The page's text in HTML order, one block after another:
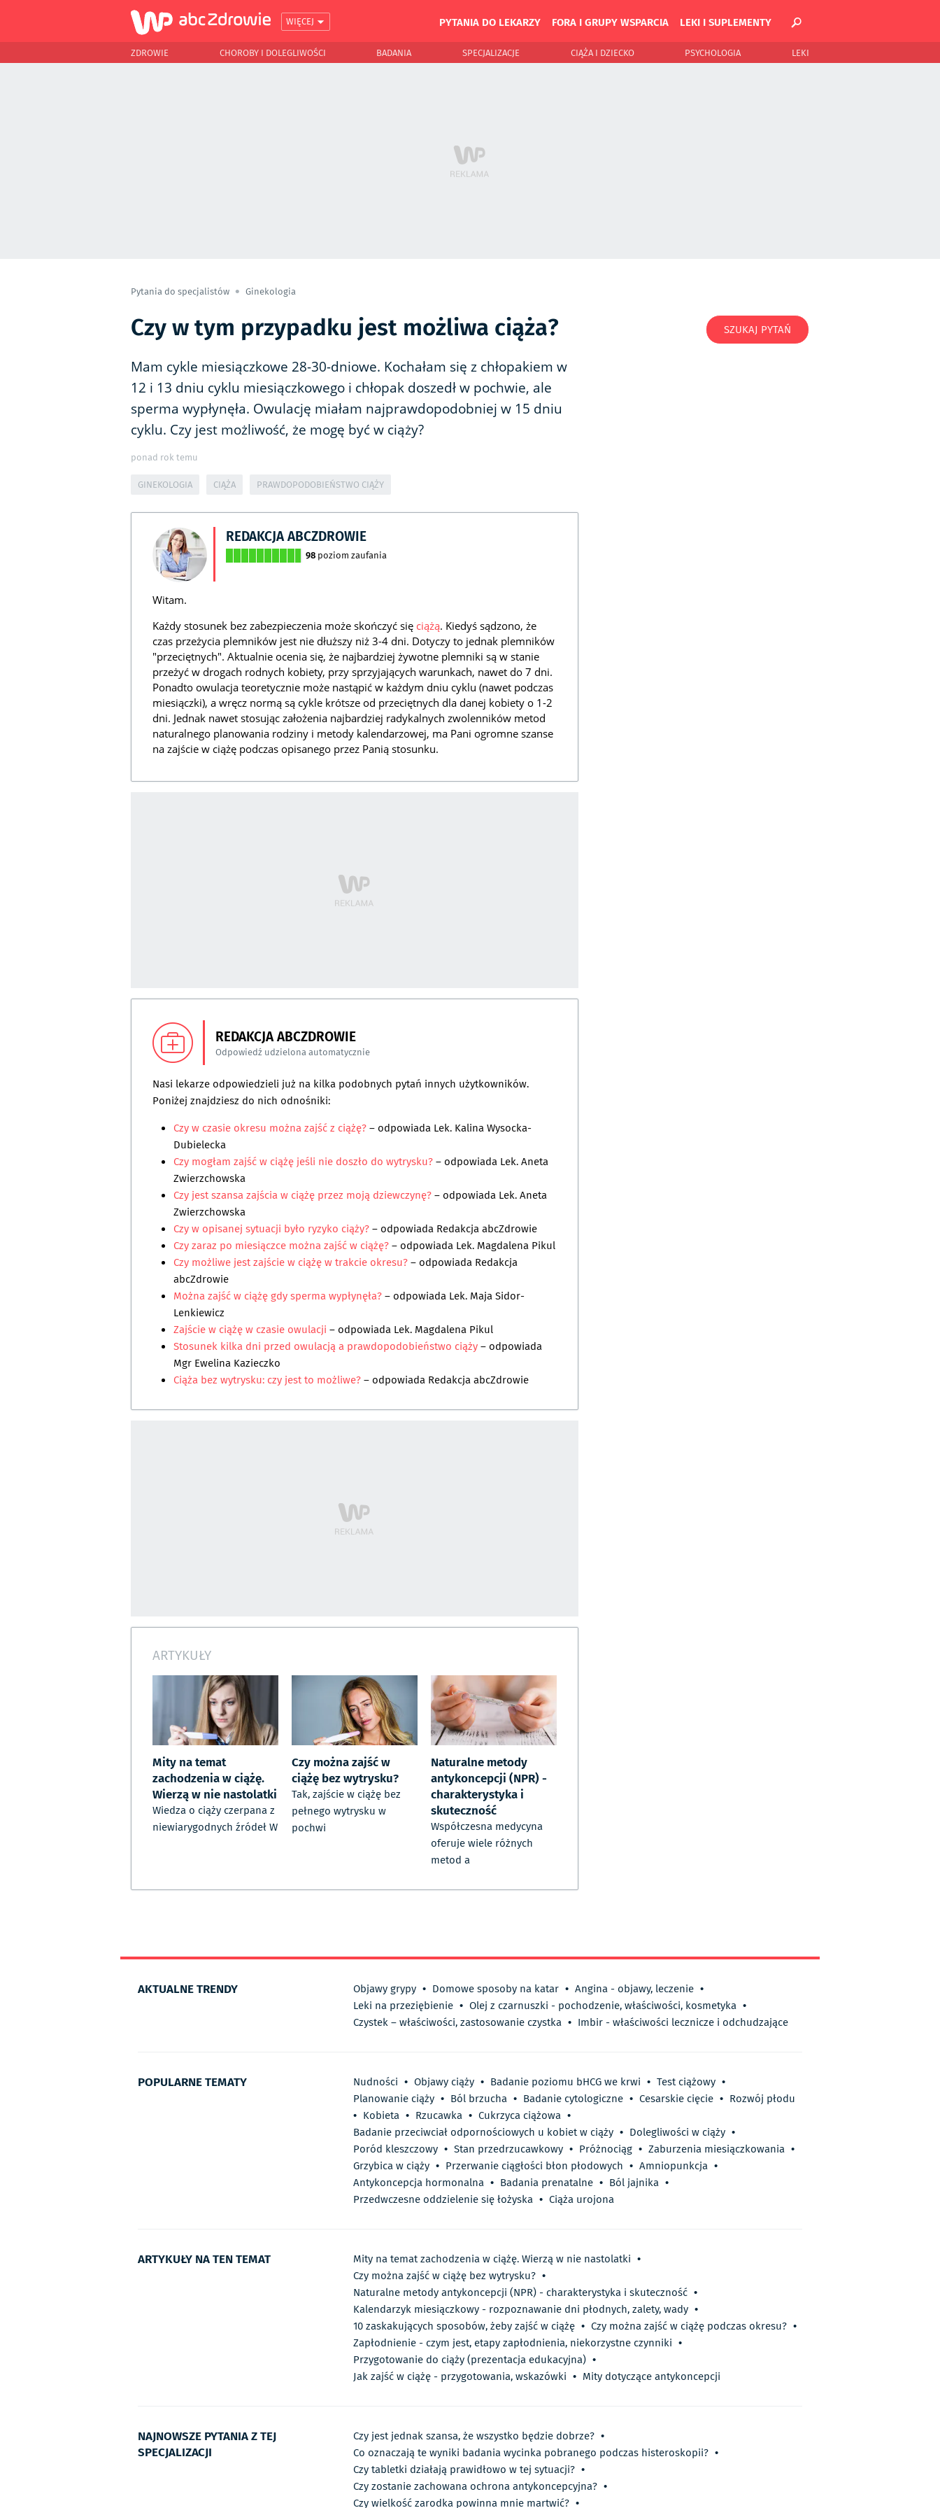
WIĘCEJ PYTANIA DO LEKARZY FORA I GRUPY WSPARCIA LEKI I SUPLEMENTY
ZDROWIE CHOROBY I DOLEGLIWOŚCI BADANIA SPECJALIZACJE CIĄŻA I DZIECKO PSYCHOLOGIA LEKI
Pytania do specjalistów Ginekologia
Czy w tym przypadku jest możliwa ciąża?
Mam cykle miesiączkowe 28-30-dniowe. Kochałam się z chłopakiem w
12 i 13 dniu cyklu miesiączkowego i chłopak doszedł w pochwie, ale
sperma wypłynęła. Owulację miałam najprawdopodobniej w 15 dniu
cyklu. Czy jest możliwość, że mogę być w ciąży?
ponad rok temu
GINEKOLOGIA CIĄŻA PRAWDOPODOBIEŃSTWO CIĄŻY
REDAKCJA ABCZDROWIE
98 poziom zaufania
Witam.
Każdy stosunek bez zabezpieczenia może skończyć się ciążą. Kiedyś sądzono, że
czas przeżycia plemników jest nie dłuższy niż 3-4 dni. Dotyczy to jednak plemników
"przeciętnych". Aktualnie ocenia się, że najbardziej żywotne plemniki są w stanie
przeżyć w drogach rodnych kobiety, przy sprzyjających warunkach, nawet do 7 dni.
Ponadto owulacja teoretycznie może nastąpić w każdym dniu cyklu (nawet podczas
miesiączki), a wręcz normą są cykle krótsze od przeciętnych dla danej kobiety o 1-2
dni. Jednak nawet stosując założenia najbardziej radykalnych zwolenników metod
naturalnego planowania rodziny i metody kalendarzowej, ma Pani ogromne szanse
na zajście w ciążę podczas opisanego przez Panią stosunku.
REDAKCJA ABCZDROWIE
Odpowiedź udzielona automatycznie
Nasi lekarze odpowiedzieli już na kilka podobnych pytań innych użytkowników.
Poniżej znajdziesz do nich odnośniki:
Czy w czasie okresu można zajść z ciążę?– odpowiada Lek. Kalina Wysocka-
Dubielecka
Czy mogłam zajść w ciążę jeśli nie doszło do wytrysku?– odpowiada Lek. Aneta
Zwierzchowska
Czy jest szansa zajścia w ciążę przez moją dziewczynę?– odpowiada Lek. Aneta
Zwierzchowska
Czy w opisanej sytuacji było ryzyko ciąży?– odpowiada Redakcja abcZdrowie
Czy zaraz po miesiączce można zajść w ciążę?– odpowiada Lek. Magdalena Pikul
Czy możliwe jest zajście w ciążę w trakcie okresu?– odpowiada Redakcja
abcZdrowie
Można zajść w ciążę gdy sperma wypłynęła?– odpowiada Lek. Maja Sidor-
Lenkiewicz
Zajście w ciążę w czasie owulacji – odpowiada Lek. Magdalena Pikul
Stosunek kilka dni przed owulacją a prawdopodobieństwo ciąży– odpowiada
Mgr Ewelina Kazieczko
Ciąża bez wytrysku: czy jest to możliwe?– odpowiada Redakcja abcZdrowie
ARTYKUŁY
Mity na temat
zachodzenia w ciążę.
Wierzą w nie nastolatki
Wiedza o ciąży czerpana z
niewiarygodnych źródeł W
Czy można zajść w
ciążę bez wytrysku?
Tak, zajście w ciążę bez
pełnego wytrysku w
pochwi
Naturalne metody
antykoncepcji (NPR) -
charakterystyka i
skuteczność
Współczesna medycyna
oferuje wiele różnych
metod a
SZUKAJ PYTAŃ
AKTUALNE TRENDY Objawy grypy • Domowe sposoby na katar • Angina - objawy, leczenie •
Leki na przeziębienie • Olej z czarnuszki - pochodzenie, właściwości, kosmetyka •
Czystek – właściwości, zastosowanie czystka • Imbir - właściwości lecznicze i odchudzające
POPULARNE TEMATY Nudności • Objawy ciąży • Badanie poziomu bHCG we krwi • Test ciążowy •
Planowanie ciąży • Ból brzucha • Badanie cytologiczne • Cesarskie cięcie • Rozwój płodu
• Kobieta • Rzucawka • Cukrzyca ciążowa •
Badanie przeciwciał odpornościowych u kobiet w ciąży • Dolegliwości w ciąży •
Poród kleszczowy • Stan przedrzucawkowy • Próżnociąg • Zaburzenia miesiączkowania •
Grzybica w ciąży • Przerwanie ciągłości błon płodowych • Amniopunkcja •
Antykoncepcja hormonalna • Badania prenatalne • Ból jajnika •
Przedwczesne oddzielenie się łożyska • Ciąża urojona
ARTYKUŁY NA TEN TEMAT Mity na temat zachodzenia w ciążę. Wierzą w nie nastolatki •
Czy można zajść w ciążę bez wytrysku? •
Naturalne metody antykoncepcji (NPR) - charakterystyka i skuteczność •
Kalendarzyk miesiączkowy - rozpoznawanie dni płodnych, zalety, wady •
10 zaskakujących sposobów, żeby zajść w ciążę • Czy można zajść w ciążę podczas okresu? •
Zapłodnienie - czym jest, etapy zapłodnienia, niekorzystne czynniki •
Przygotowanie do ciąży (prezentacja edukacyjna) •
Jak zajść w ciążę - przygotowania, wskazówki • Mity dotyczące antykoncepcji
NAJNOWSZE PYTANIA Z TEJ
SPECJALIZACJI
Czy jest jednak szansa, że wszystko będzie dobrze? •
Co oznaczają te wyniki badania wycinka pobranego podczas histeroskopii? •
Czy tabletki działają prawidłowo w tej sytuacji? •
Czy zostanie zachowana ochrona antykoncepcyjna? •
Czy wielkość zarodka powinna mnie martwić? •